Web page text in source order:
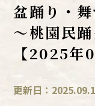
盆踊り・
～桃園民
【2025年
更新日：